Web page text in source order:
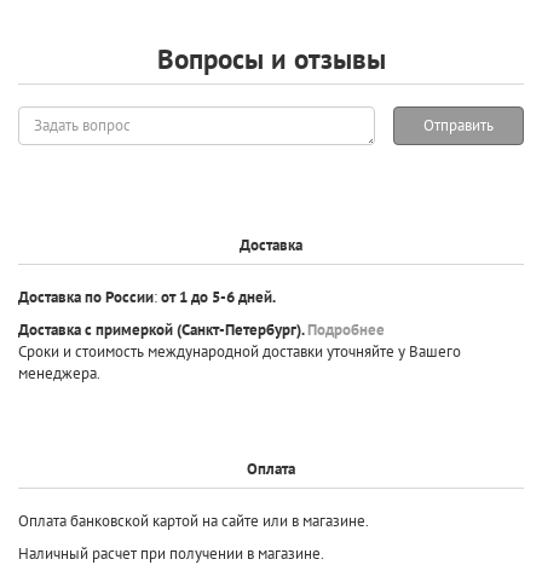
Вопросы и отзывы
Задать
вопрос
Отправить
Доставка
Доставка по России:от 1 до 5-6 дней.
Доставка с примеркой(Санкт-Петербург).Подробнее
Сроки и стоимость международной доставки уточняйте у Вашего
менеджера.
Оплата
Оплата банковской картой на сайте или в магазине.
Наличный расчет при получении в магазине.